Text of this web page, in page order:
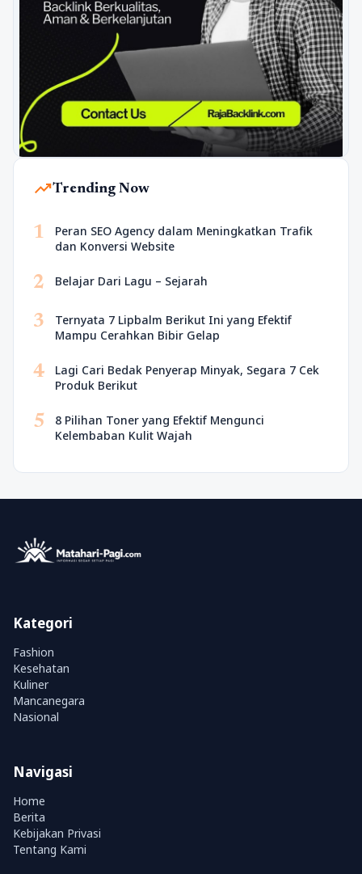
trending_upTrending Now
1
Peran SEO Agency dalam Meningkatkan Trafik
dan Konversi Website
2 Belajar Dari Lagu – Sejarah
3
Ternyata 7 Lipbalm Berikut Ini yang Efektif
Mampu Cerahkan Bibir Gelap
4
Lagi Cari Bedak Penyerap Minyak, Segara 7 Cek
Produk Berikut
5
8 Pilihan Toner yang Efektif Mengunci
Kelembaban Kulit Wajah
Kategori
Fashion
Kesehatan
Kuliner
Mancanegara
Nasional
Navigasi
Home
Berita
Kebijakan Privasi
Tentang Kami